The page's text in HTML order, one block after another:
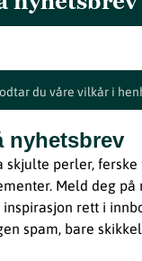
du våre vilkår i
nyhetsbrev
skjulte perler, ferske
Meld deg på
rett i
spam, bare